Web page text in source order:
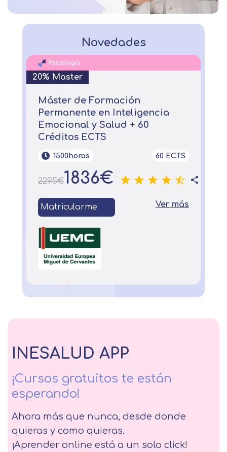
Novedades
Psicología
20% Master
Máster de Formación
Permanente en Inteligencia
Emocional y Salud + 60
Créditos ECTS
1500horas 60 ECTS
2295€1836€
Matricularme Ver más
INESALUD APP
¡Cursos gratuitos te están
esperando!
Ahora más que nunca, desde donde
quieras y como quieras.
¡Aprender online está a un solo click!